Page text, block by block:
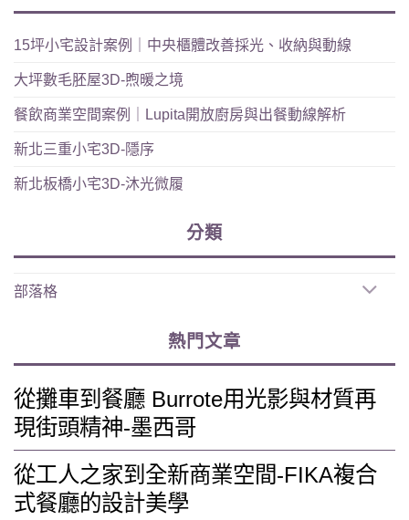
15坪小宅設計案例｜中央櫃體改善採光、收納與動線
大坪數毛胚屋3D-煦暖之境
餐飲商業空間案例｜Lupita開放廚房與出餐動線解析
新北三重小宅3D-隱序
新北板橋小宅3D-沐光微履
分類
部落格
熱門文章
從攤車到餐廳 Burrote用光影與材質再
現街頭精神-墨西哥
從工人之家到全新商業空間-FIKA複合
式餐廳的設計美學